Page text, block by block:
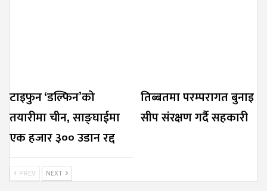
टाइफुन ‘डल्फिन’को
तयारीमा चीन, साङ्घाईमा
एक हजार ३०० उडान रद्द
तिब्बतमा परम्परागत बुनाइ
सीप संरक्षण गर्दै सहकारी
PREV NEXT